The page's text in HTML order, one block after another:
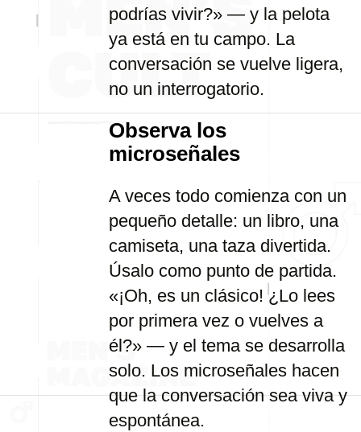
podrías vivir?» — y la pelota
ya está en tu campo. La
conversación se vuelve ligera,
no un interrogatorio.
Observa los
microseñales
A veces todo comienza con un
pequeño detalle: un libro, una
camiseta, una taza divertida.
Úsalo como punto de partida.
«¡Oh, es un clásico! ¿Lo lees
por primera vez o vuelves a
él?» — y el tema se desarrolla
solo. Los microseñales hacen
que la conversación sea viva y
espontánea.